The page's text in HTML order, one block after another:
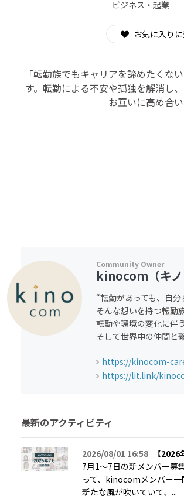
ビジネス・起業
お気に入り
「転勤族でもキャリアを諦めたくな
す。転勤による不安や孤独を解消し
お互いに高め合
kinocom（キノ
“転勤があっても、自
そんな想いを持つ転勤
転勤や環境の変化に伴
そして世界中の仲間と
https://kinocom-
https://lit.link/
最新のアクティビティ
2026/08/01 16:58
【
7月1～7日の新メンバー募
って、kinocomメンバー
新たな風が吹いていて、...